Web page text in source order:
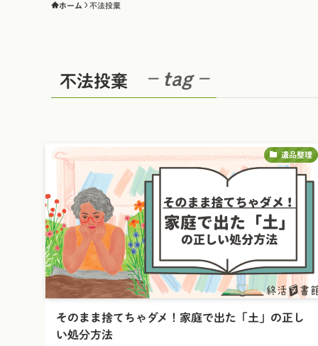
ホーム 不法投棄
不法投棄 – tag –
遺品整理
そのまま捨てちゃダメ！家庭で出た「土」の正し
い処分方法